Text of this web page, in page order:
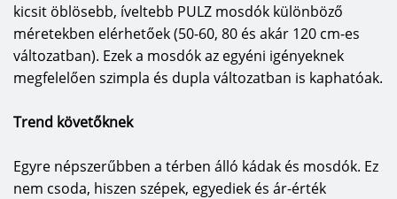
kicsit öblösebb, íveltebb PULZ mosdók különböző
méretekben elérhetőek (50-60, 80 és akár 120 cm-es
változatban). Ezek a mosdók az egyéni igényeknek
megfelelően szimpla és dupla változatban is kaphatóak.
Trend követőknek
Egyre népszerűbben a térben álló kádak és mosdók. Ez
nem csoda, hiszen szépek, egyediek és ár-érték